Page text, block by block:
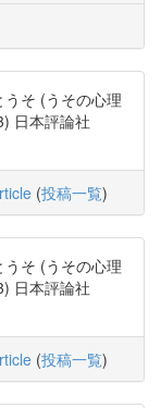
うそ (うその心理
日本評論社
(投稿一覧)
うそ (うその心理
日本評論社
(投稿一覧)